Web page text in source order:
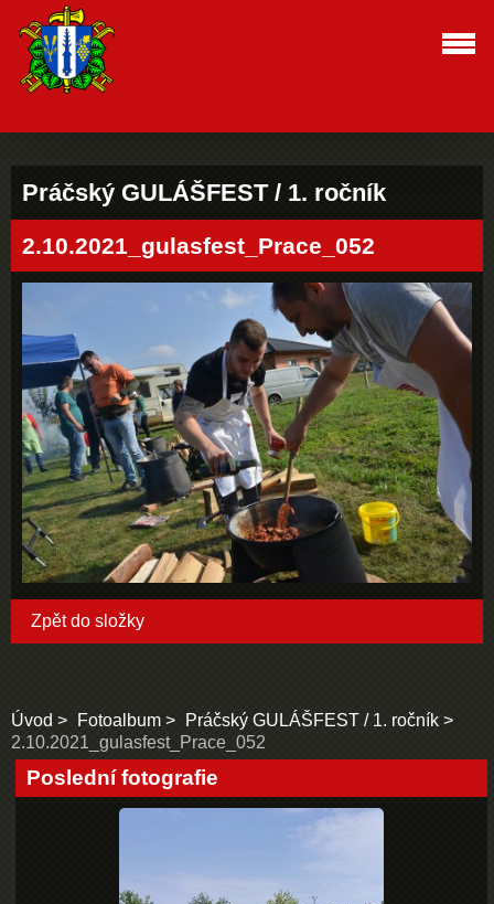
Práčský GULÁŠFEST / 1. ročník
2.10.2021_gulasfest_Prace_052
Zpět do složky
Úvod Fotoalbum
Práčský GULÁŠFEST / 1. ročník
2.10.2021_gulasfest_Prace_052
Poslední fotografie